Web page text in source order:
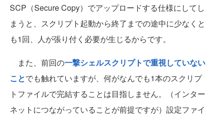
SCP（Secure Copy）でアップロードする仕様にしてし
まうと、スクリプト起動から終了までの途中に少なくと
も1回、人が張り付く必要が生じるからです。
また、前回の一撃シェルスクリプトで重視していない
ことでも触れていますが、何がなんでも1本のスクリプ
トファイルで完結することは目指しません。（インター
ネットにつながっていることが前提ですが）設定ファイ